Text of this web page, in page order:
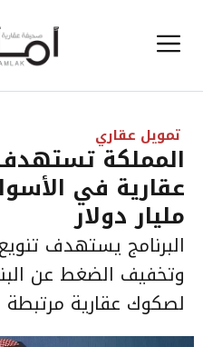
إلى القائمة
تمويل عقاري
المملكة
مليار دولار
البرنامج يستهدف
وتخفيف الضغط عن
لصكوك عقارية مرتبطة